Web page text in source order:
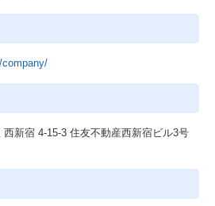
company/
新宿 4-15-3 住友不動産西新宿ビル3号